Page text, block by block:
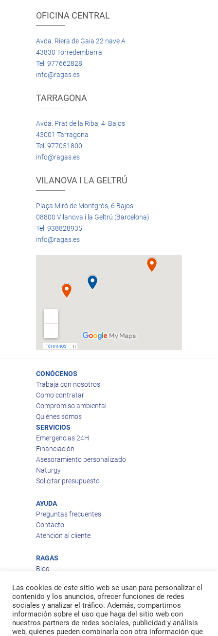
OFICINA CENTRAL
Avda. Riera de Gaia 22 nave A
43830 Torredembarra
Tel: 977662828
info@ragas.es
TARRAGONA
Avda. Prat de la Riba, 4 Bajos
43001 Tarragona
Tel: 977051800
info@ragas.es
VILANOVA I LA GELTRÚ
Plaça Miró de Montgrós, 6 Bajos
08800 Vilanova i la Geltrú (Barcelona)
Tel: 938828935
info@ragas.es
CONÓCENOS
Trabaja con nosotros
Como contratar
Compromiso ambiental
Quiénes somos
SERVICIOS
Emergencias 24H
Financiación
Asesoramiento personalizado
Naturgy
Solicitar presupuesto
AYUDA
Preguntas frecuentes
Contacto
Atención al cliente
RAGAS
Blog
Política de privacidad
Política de cookies
Política de envío
Política de devoluciones
Las cookies de este sitio web se usan para personalizar el
contenido y los anuncios, ofrecer funciones de redes
sociales y analizar el tráfico. Además, compartimos
información sobre el uso que haga del sitio web con
nuestros partners de redes sociales, publicidad y análisis
web, quienes pueden combinarla con otra información que